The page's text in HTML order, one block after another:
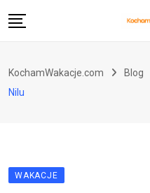
to
Historia i zabytki
KochamWakacje.com Blog
Nilu
WAKACJE